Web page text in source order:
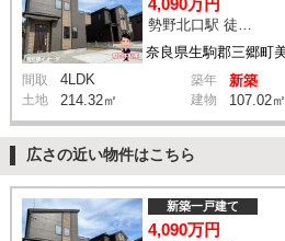
間取 4LDK 築年 新築
土地 214.32㎡ 建物 107.02㎡
広さの近い物件はこちら
新築一戸建て
4,090万円